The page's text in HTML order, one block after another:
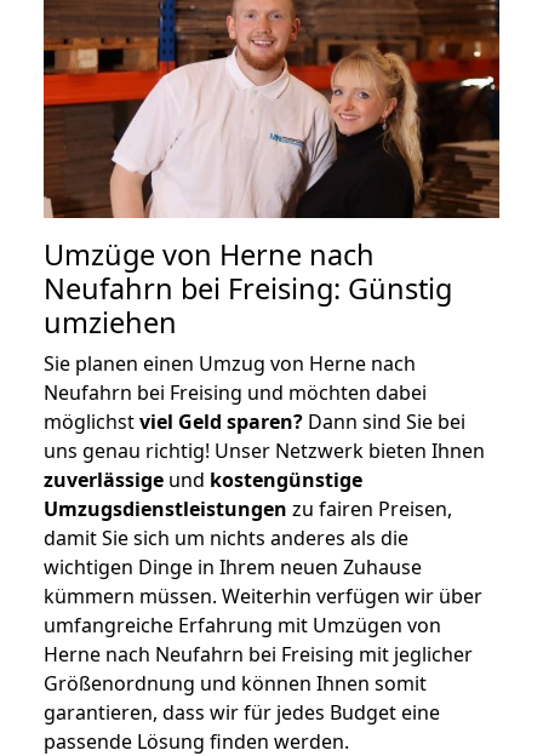
Umzüge von Herne nach
Neufahrn bei Freising: Günstig
umziehen
Sie planen einen Umzug von Herne nach
Neufahrn bei Freising und möchten dabei
möglichstviel Geld sparen? Dann sind Sie bei
uns genau richtig! Unser Netzwerk bieten Ihnen
zuverlässige und kostengünstige
Umzugsdienstleistungen zu fairen Preisen,
damit Sie sich um nichts anderes als die
wichtigen Dinge in Ihrem neuen Zuhause
kümmern müssen. Weiterhin verfügen wir über
umfangreiche Erfahrung mit Umzügen von
Herne nach Neufahrn bei Freising mit jeglicher
Größenordnung und können Ihnen somit
garantieren, dass wir für jedes Budget eine
passende Lösung finden werden.